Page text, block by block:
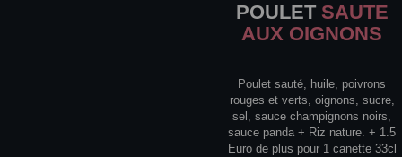
POULETSAUTE
AUX OIGNONS
Poulet sauté, huile, poivrons
rouges et verts, oignons, sucre,
sel, sauce champignons noirs,
sauce panda + Riz nature. + 1.5
Euro de plus pour 1 canette 33cl